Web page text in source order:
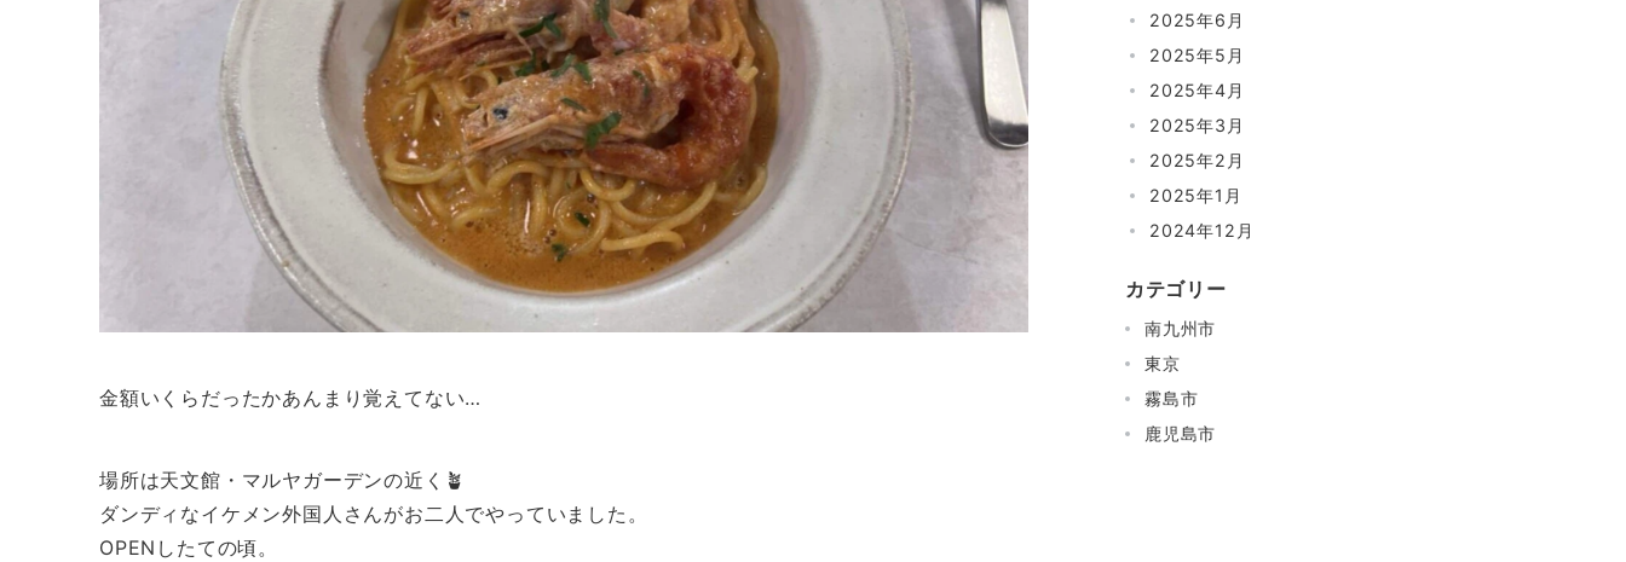
金額いくらだったかあんまり覚えてない…
場所は天文館・マルヤガーデンの近く🪴
ダンディなイケメン外国人さんがお二人でやっていました。
OPENしたての頃。
2025年6月
2025年5月
2025年4月
2025年3月
2025年2月
2025年1月
2024年12月
カテゴリー
南九州市
東京
霧島市
鹿児島市